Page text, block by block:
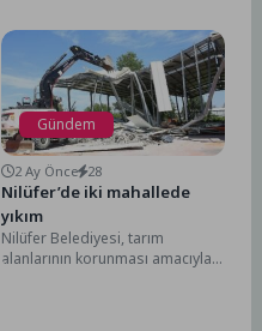
Gündem
2 Ay Önce 28
Nilüfer’de iki mahallede
yıkım
Nilüfer Belediyesi, tarım
alanlarının korunması amacıyla